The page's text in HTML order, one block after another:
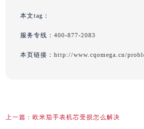
本文tag：
服务专线： 400-877-2083
本页链接： http://www.cqomega.cn/
上一篇： 欧米茄手表机芯受损怎么解决